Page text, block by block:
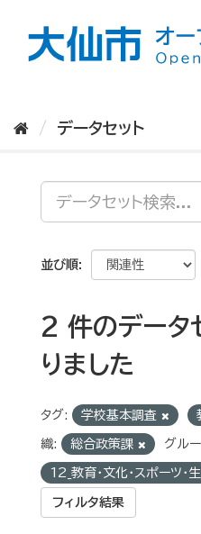
データセット
並び順
2 件のデータ
りました
タグ: 学校基本調査
織: 総合政策課 グル
12_教育・文化・スポーツ・
フィルタ結果